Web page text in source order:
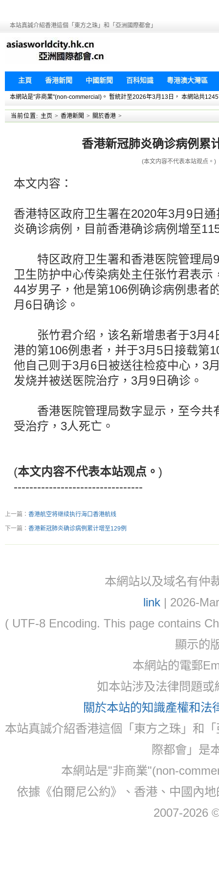
本站真誠介紹香港這個「東方之珠」和「亞洲國際都會」
主頁 香港新聞 中國新聞 百科知識 粵港澳大灣區
本網站是"非商業"(non-commercial)。 暫統計至2026年3月13日， 本網站共
当前位置: 主页 > 香港新聞 > 關於香港 >
香港新冠肺炎确诊病例累
(本文内容不代表本站观点。)
本文内容：
香港特区政府卫生署在2020年3月9日
炎确诊病例，目前香港确诊病例增至
特区政府卫生署和香港医院管理局9
卫生防护中心传染病处主任张竹君表示
44岁男子，他是第106例确诊病例患者
月6日确诊。
张竹君介绍，该名新增患者于3月4
港的第106例患者，并于3月5日接载第
他自己则于3月6日被送往检疫中心，3
发烧并被送医院治疗，3月9日确诊。
香港医院管理局数字显示，至今共
受治疗，3人死亡。
(本文内容不代表本站观点。 )
---------------------------------
上一篇： 香港航空将继续执行海口香港航线
下一篇： 香港新冠肺炎确诊病例累计增至129例
本網站以及域名有仲
link| 2026-
( UTF-8 Encoding. This page contains
顯示的
本網站的電郵
如本站涉及法律問題
關於本站的知識產權和法
本站真誠介紹香港這個「東方之珠」和
際都會」是
本網站是"非商業"(non-
依據《伯爾尼公約》、香港、中國內
2007-2026